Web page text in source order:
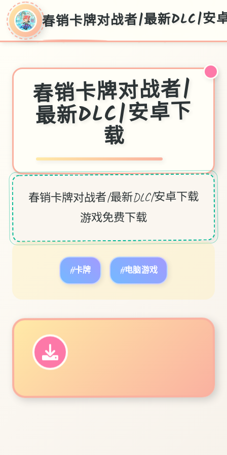
春销卡牌对战者|最新DLC|安
春销卡牌对战者|
最新DLC|安卓下
载
春销卡牌对战者|最新DLC|安卓下载
游戏免费下载
#卡牌 #电脑游戏